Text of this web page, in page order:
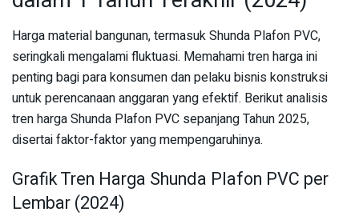
Harga material bangunan, termasuk Shunda Plafon PVC,
seringkali mengalami fluktuasi. Memahami tren harga ini
penting bagi para konsumen dan pelaku bisnis konstruksi
untuk perencanaan anggaran yang efektif. Berikut analisis
tren harga Shunda Plafon PVC sepanjang Tahun 2025,
disertai faktor-faktor yang mempengaruhinya.
Grafik Tren Harga Shunda Plafon PVC per
Lembar (2024)